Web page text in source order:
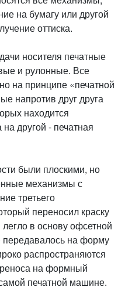
на бумагу или другой
оттиска.
носителя печатные
и рулонные. Все
на принципе «печатной
напротив друг друга
находится
другой - печатная
были плоскими, но
механизмы с
третьего
переносил краску
в основу офсетной
на форму
распространяются
на формный
печатной машине.